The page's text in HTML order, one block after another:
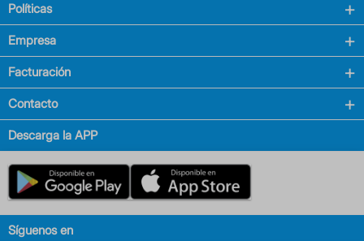
Políticas
Empresa
Facturación
Contacto
Descarga la APP
Síguenos en